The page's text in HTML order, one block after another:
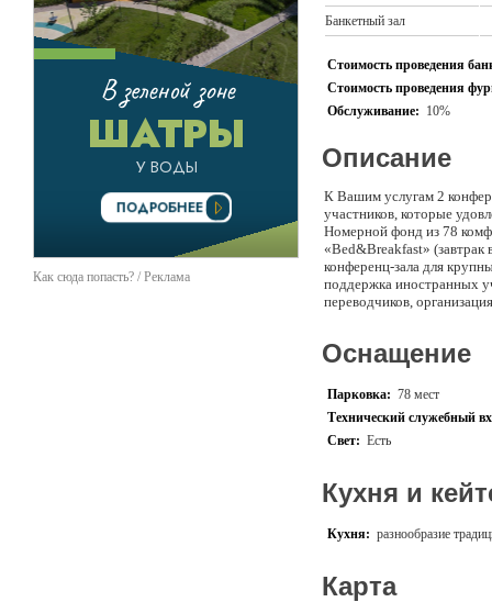
Как сюда попасть? / Реклама
Банкетный зал
Стоимость проведения
Стоимость проведения
Обслуживание: 10%
Описание
К Вашим услугам 2
участников, которые
Номерной фонд из 78
«Bed&Breakfast» (завтрак
конференц-зала для
поддержка иностранных
переводчиков,
формате на самом
Оснащение
Парковка: 78 мест
Технический служебный
Свет: Есть
Кухня и
Кухня: разнообразие
Карта